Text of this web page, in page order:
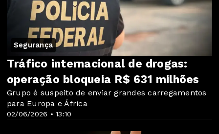
Segurança
02/06/2026 • 13:10
Tráfico internacional de drogas:
operação bloqueia R$ 631 milhões
Grupo é suspeito de enviar grandes carregamentos
para Europa e África